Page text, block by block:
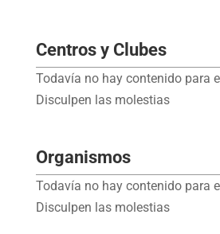
Centros y Clubes
Todavía no hay contenido para
Disculpen las molestias
Organismos
Todavía no hay contenido para
Disculpen las molestias